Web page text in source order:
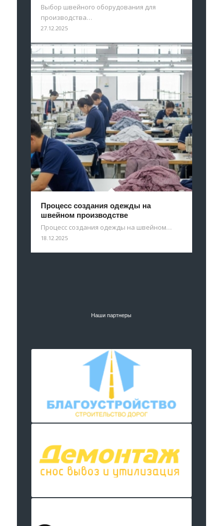
Выбор швейного оборудования для
производства…
27.12.2025
Процесс создания одежды на
швейном производстве
Процесс создания одежды на швейном…
18.12.2025
Наши партнеры